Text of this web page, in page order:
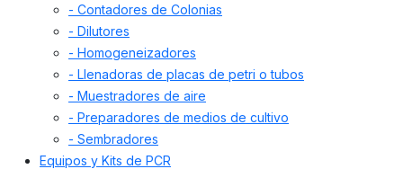
- Contadores de Colonias
- Dilutores
- Homogeneizadores
- Llenadoras de placas de petri o tubos
- Muestradores de aire
- Preparadores de medios de cultivo
- Sembradores
Equipos y Kits de PCR